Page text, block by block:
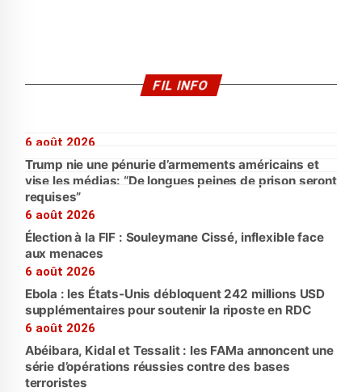
FIL INFO
6 août 2026
Trump nie une pénurie d’armements américains et
vise les médias: “De longues peines de prison seront
requises”
6 août 2026
Élection à la FIF : Souleymane Cissé, inflexible face
aux menaces
6 août 2026
Ebola : les États-Unis débloquent 242 millions USD
supplémentaires pour soutenir la riposte en RDC
6 août 2026
Abéibara, Kidal et Tessalit : les FAMa annoncent une
série d’opérations réussies contre des bases
terroristes